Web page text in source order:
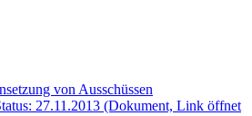
von Ausschüssen
27.11.2013 (Dokument, Link öffnet